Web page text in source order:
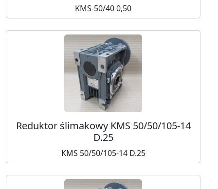
KMS-50/40 0,50
Reduktor ślimakowy KMS 50/50/105-14
D.25
KMS 50/50/105-14 D.25